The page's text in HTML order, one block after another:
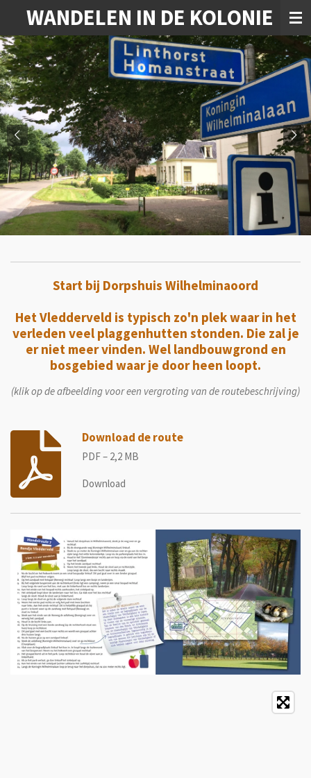
direct
naar
de
hoofdinhoud
WANDELEN IN DE KOLONIE
Start bij Dorpshuis Wilhelminaoord
Het Vledderveld is typisch zo'n plek waar in het
verleden veel plaggenhutten stonden. Die zal je
er niet meer vinden. Wel landbouwgrond en
bosgebied waar je door heen loopt.
(klik op de afbeelding voor een vergroting van de routebeschrijving)
Download de route
PDF – 2,2 MB
Download